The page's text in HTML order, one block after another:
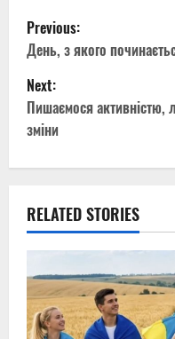
P
o
s
t
n
a
v
i
g
Previous:
День, з якого
Next:
Пишаємося активністю,
зміни
RELATED STORIES